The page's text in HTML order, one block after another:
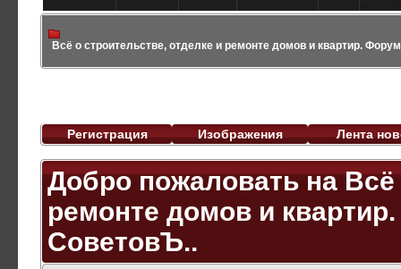
Всё о строительстве, отделке и ремонте домов и квартир.
Регистрация Изображения Лента
Добро пожаловать на Всё
ремонте домов и
СоветовЪ..